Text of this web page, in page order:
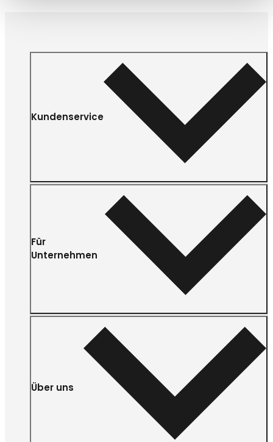
Kundenservice
Für
Unternehmen
Über uns